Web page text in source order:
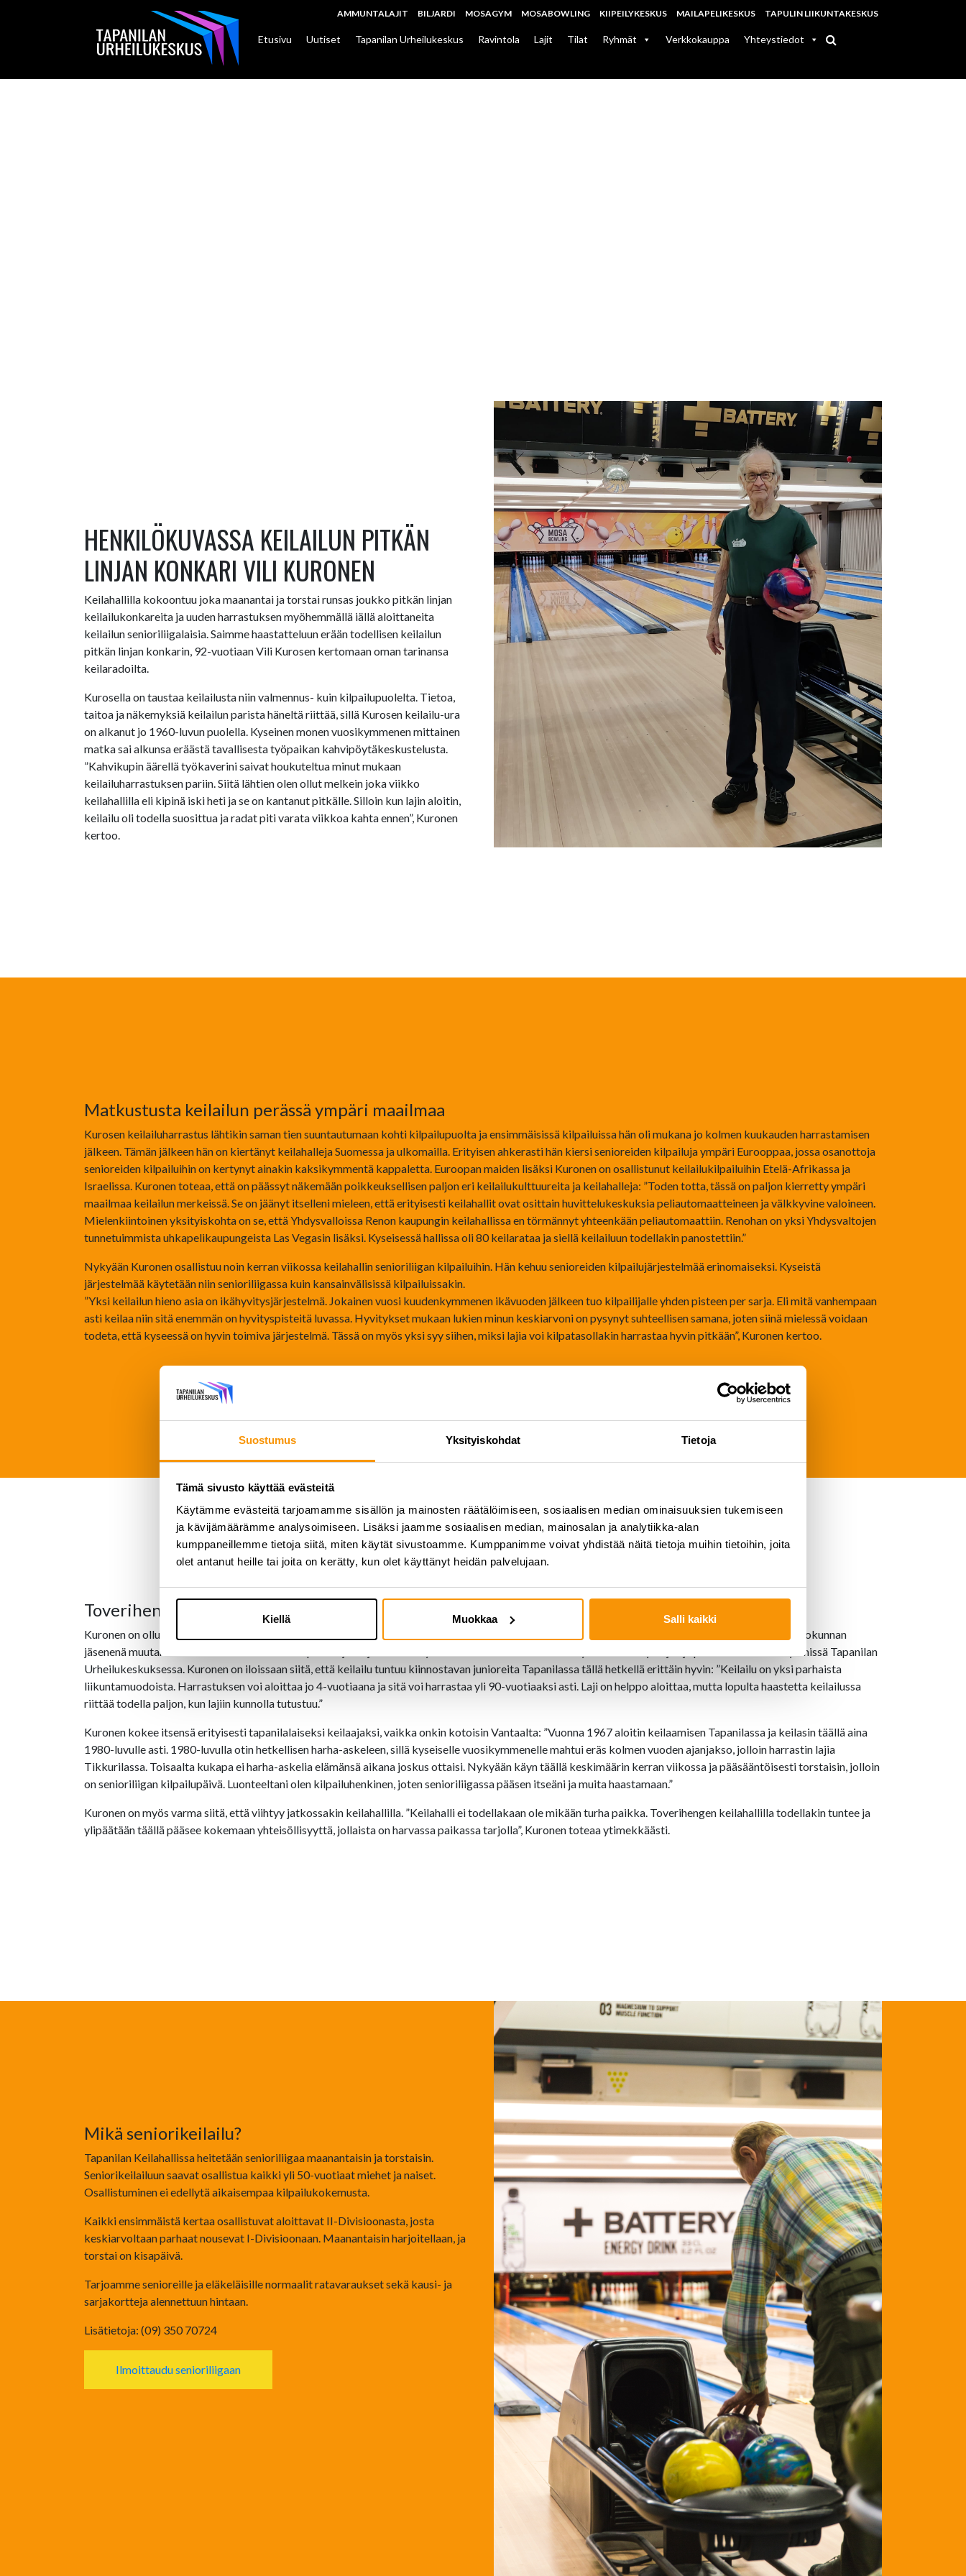
Suostumus Yksityiskohdat Tietoja
Tämä sivusto käyttää evästeitä
Käytämme evästeitä tarjoamamme sisällön ja mainosten räätälöimiseen, sosiaalisen median ominaisuuksien tukemiseen
ja kävijämäärämme analysoimiseen. Lisäksi jaamme sosiaalisen median, mainosalan ja analytiikka-alan
kumppaneillemme tietoja siitä, miten käytät sivustoamme. Kumppanimme voivat yhdistää näitä tietoja muihin tietoihin, joita
olet antanut heille tai joita on kerätty, kun olet käyttänyt heidän palvelujaan.
Kiellä Muokkaa Salli kaikki
AMMUNTALAJIT BILJARDI MOSAGYM MOSABOWLING KIIPEILYKESKUS MAILAPELIKESKUS TAPULIN LIIKUNTAKESKUS
Etusivu Uutiset Tapanilan Urheilukeskus Ravintola Lajit Tilat Ryhmät Verkkokauppa Yhteystiedot
HENKILÖKUVASSA KEILAILUN PITKÄN
LINJAN KONKARI VILI KURONEN
Keilahallilla kokoontuu joka maanantai ja torstai runsas joukko pitkän linjan
keilailukonkareita ja uuden harrastuksen myöhemmällä iällä aloittaneita
keilailun senioriliigalaisia. Saimme haastatteluun erään todellisen keilailun
pitkän linjan konkarin, 92-vuotiaan Vili Kurosen kertomaan oman tarinansa
keilaradoilta.
Kurosella on taustaa keilailusta niin valmennus- kuin kilpailupuolelta. Tietoa,
taitoa ja näkemyksiä keilailun parista häneltä riittää, sillä Kurosen keilailu-ura
on alkanut jo 1960-luvun puolella. Kyseinen monen vuosikymmenen mittainen
matka sai alkunsa eräästä tavallisesta työpaikan kahvipöytäkeskustelusta.
”Kahvikupin äärellä työkaverini saivat houkuteltua minut mukaan
keilailuharrastuksen pariin. Siitä lähtien olen ollut melkein joka viikko
keilahallilla eli kipinä iski heti ja se on kantanut pitkälle. Silloin kun lajin aloitin,
keilailu oli todella suosittua ja radat piti varata viikkoa kahta ennen”, Kuronen
kertoo.
Matkustusta keilailun perässä ympäri maailmaa
Kurosen keilailuharrastus lähtikin saman tien suuntautumaan kohti kilpailupuolta ja ensimmäisissä kilpailuissa hän oli mukana jo kolmen kuukauden harrastamisen
jälkeen. Tämän jälkeen hän on kiertänyt keilahalleja Suomessa ja ulkomailla. Erityisen ahkerasti hän kiersi senioreiden kilpailuja ympäri Eurooppaa, jossa osanottoja
senioreiden kilpailuihin on kertynyt ainakin kaksikymmentä kappaletta. Euroopan maiden lisäksi Kuronen on osallistunut keilailukilpailuihin Etelä-Afrikassa ja
Israelissa. Kuronen toteaa, että on päässyt näkemään poikkeuksellisen paljon eri keilailukulttuureita ja keilahalleja: ”Toden totta, tässä on paljon kierretty ympäri
maailmaa keilailun merkeissä. Se on jäänyt itselleni mieleen, että erityisesti keilahallit ovat osittain huvittelukeskuksia peliautomaatteineen ja välkkyvine valoineen.
Mielenkiintoinen yksityiskohta on se, että Yhdysvalloissa Renon kaupungin keilahallissa en törmännyt yhteenkään peliautomaattiin. Renohan on yksi Yhdysvaltojen
tunnetuimmista uhkapelikaupungeista Las Vegasin lisäksi. Kyseisessä hallissa oli 80 keilarataa ja siellä keilailuun todellakin panostettiin.”
Nykyään Kuronen osallistuu noin kerran viikossa keilahallin senioriliigan kilpailuihin. Hän kehuu senioreiden kilpailujärjestelmää erinomaiseksi. Kyseistä
järjestelmää käytetään niin senioriliigassa kuin kansainvälisissä kilpailuissakin.
”Yksi keilailun hieno asia on ikähyvitysjärjestelmä. Jokainen vuosi kuudenkymmenen ikävuoden jälkeen tuo kilpailijalle yhden pisteen per sarja. Eli mitä vanhempaan
asti keilaa niin sitä enemmän on hyvityspisteitä luvassa. Hyvitykset mukaan lukien minun keskiarvoni on pysynyt suhteellisen samana, joten siinä mielessä voidaan
todeta, että kyseessä on hyvin toimiva järjestelmä. Tässä on myös yksi syy siihen, miksi lajia voi kilpatasollakin harrastaa hyvin pitkään”, Kuronen kertoo.
Toverihenki ja yhteisöllisyys vetää Kurosta Tapanilaan
Kuronen on ollut mukana myös valmennustoiminnassa aina 1960-luvulta lähtien. Lisäksi hän on toiminut Suomen keilailuliiton nuoriso- ja koulutusvaliokunnan
jäsenenä muutaman vuoden sekä valiokunnan puheenjohtajana toistakymmentä vuotta. Hän on ollut myös mukana tyttöjen ja poikien valmennusryhmissä Tapanilan
Urheilukeskuksessa. Kuronen on iloissaan siitä, että keilailu tuntuu kiinnostavan junioreita Tapanilassa tällä hetkellä erittäin hyvin: ”Keilailu on yksi parhaista
liikuntamuodoista. Harrastuksen voi aloittaa jo 4-vuotiaana ja sitä voi harrastaa yli 90-vuotiaaksi asti. Laji on helppo aloittaa, mutta lopulta haastetta keilailussa
riittää todella paljon, kun lajiin kunnolla tutustuu.”
Kuronen kokee itsensä erityisesti tapanilalaiseksi keilaajaksi, vaikka onkin kotoisin Vantaalta: ”Vuonna 1967 aloitin keilaamisen Tapanilassa ja keilasin täällä aina
1980-luvulle asti. 1980-luvulla otin hetkellisen harha-askeleen, sillä kyseiselle vuosikymmenelle mahtui eräs kolmen vuoden ajanjakso, jolloin harrastin lajia
Tikkurilassa. Toisaalta kukapa ei harha-askelia elämänsä aikana joskus ottaisi. Nykyään käyn täällä keskimäärin kerran viikossa ja pääsääntöisesti torstaisin, jolloin
on senioriliigan kilpailupäivä. Luonteeltani olen kilpailuhenkinen, joten senioriliigassa pääsen itseäni ja muita haastamaan.”
Kuronen on myös varma siitä, että viihtyy jatkossakin keilahallilla. ”Keilahalli ei todellakaan ole mikään turha paikka. Toverihengen keilahallilla todellakin tuntee ja
ylipäätään täällä pääsee kokemaan yhteisöllisyyttä, jollaista on harvassa paikassa tarjolla”, Kuronen toteaa ytimekkäästi.
Mikä seniorikeilailu?
Tapanilan Keilahallissa heitetään senioriliigaa maanantaisin ja torstaisin.
Seniorikeilailuun saavat osallistua kaikki yli 50-vuotiaat miehet ja naiset.
Osallistuminen ei edellytä aikaisempaa kilpailukokemusta.
Kaikki ensimmäistä kertaa osallistuvat aloittavat II-Divisioonasta, josta
keskiarvoltaan parhaat nousevat I-Divisioonaan. Maanantaisin harjoitellaan, ja
torstai on kisapäivä.
Tarjoamme senioreille ja eläkeläisille normaalit ratavaraukset sekä kausi- ja
sarjakortteja alennettuun hintaan.
Lisätietoja: (09) 350 70724
Ilmoittaudu senioriliigaan